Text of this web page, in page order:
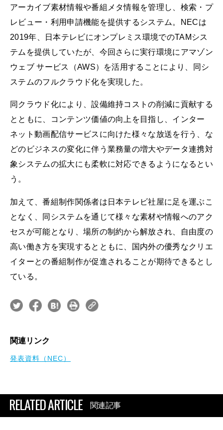
アーカイブ素材情報や番組メタ情報を管理し、検索・プ
レビュー・利用申請機能を提供するシステム。NECは
2019年、日本テレビにオンプレミス環境でのTAMシス
テムを提供していたが、今回さらに実行環境にアマゾン
ウェブ サービス（AWS）を活用することにより、同シ
ステムのフルクラウド化を実現した。
同クラウド化により、設備維持コストの削減に貢献する
とともに、コンテンツ価値の向上を目指し、インター
ネット動画配信サービスに向けた様々な放送を行う、な
どのビジネスの変化に伴う業務量の増大やデータ連携対
象システムの拡大にも柔軟に対応できるようになるとい
う。
加えて、番組制作関係者は日本テレビ社屋に足を運ぶこ
となく、同システムを通じて様々な素材や情報へのアク
セスが可能となり、場所の制約から解放され、自由度の
高い働き方を実現するとともに、国内外の優秀なクリエ
イターとの番組制作が促進されることが期待できるとし
ている。
関連リンク
発表資料（NEC）
RELATED ARTICLE 関連記事